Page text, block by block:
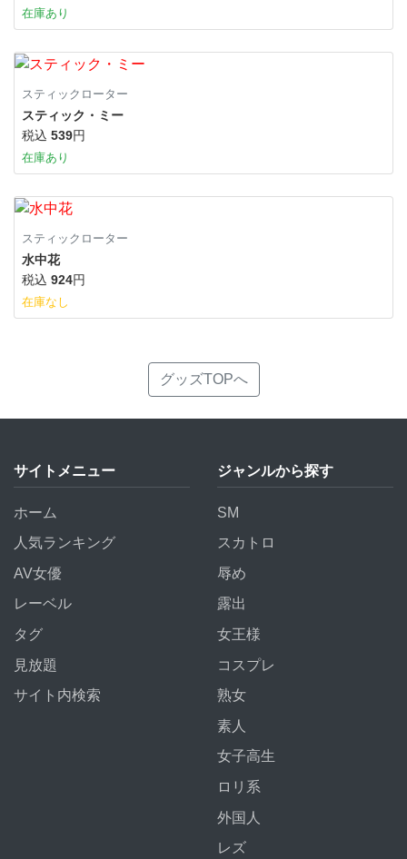
在庫あり
スティックローター
スティック・ミー
税込 539円
在庫あり
スティックローター
水中花
税込 924円
在庫なし
グッズTOPへ
サイトメニュー
ホーム
人気ランキング
AV女優
レーベル
タグ
見放題
サイト内検索
ジャンルから探す
SM
スカトロ
辱め
露出
女王様
コスプレ
熟女
素人
女子高生
ロリ系
外国人
レズ